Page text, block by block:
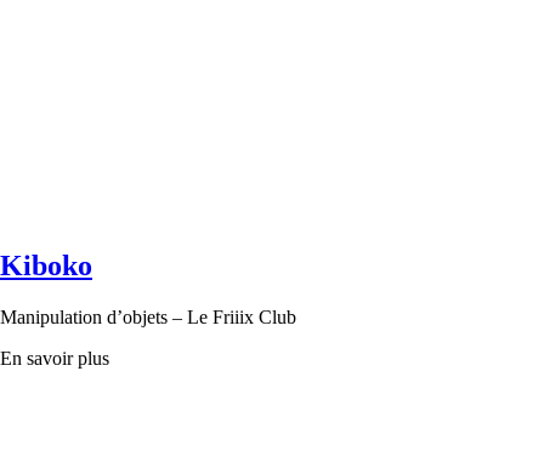
Kiboko
Manipulation d’objets – Le Friiix Club
En savoir plus